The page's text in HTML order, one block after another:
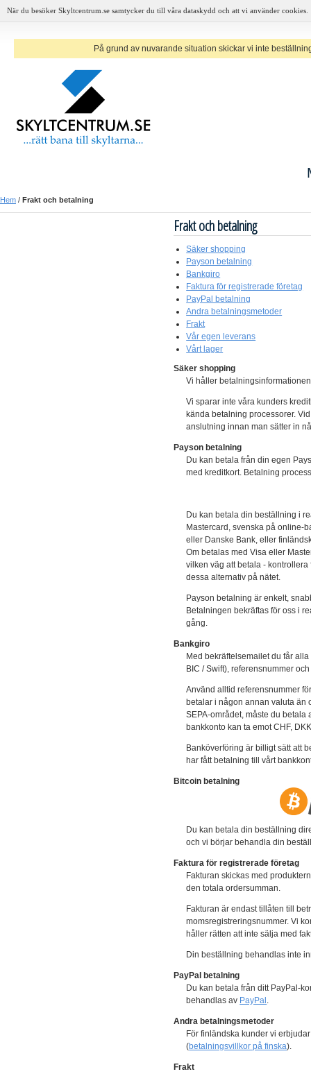
När du besöker Skyltcentrum.se samtycker du till våra dataskydd och att vi använder cookies.
På grund av nuvarande situation skickar vi inte
Hem / Frakt och betalning
Frakt och betalning
Säker shopping
Payson betalning
Bankgiro
Faktura för registrerade företag
PayPal betalning
Andra betalningsmetoder
Frakt
Vår egen leverans
Vårt lager
Säker shopping
Vi håller
Vi sparar inte våra kunders
kända betalning processorer.
anslutning innan man sätter in
Payson betalning
Du kan betala från din egen
med kreditkort. Betalning
Du kan betala din beställning i
Mastercard, svenska på online-
eller Danske Bank, eller
Om betalas med Visa eller
vilken väg att betala -
dessa alternativ på nätet.
Payson betalning är enkelt,
Betalningen bekräftas för oss i
gång.
Bankgiro
Med bekräftelsemailet du får
BIC / Swift), referensnummer
Använd alltid referensnummer
betalar i någon annan valuta än
SEPA-området, måste du
bankkonto kan ta emot CHF,
Banköverföring är billigt sätt att
har fått betalning till vårt
Bitcoin betalning
Du kan betala din beställning
och vi börjar behandla din
Faktura för registrerade företag
Fakturan skickas med
den totala ordersumman.
Fakturan är endast tillåten till
momsregistreringsnummer. Vi
håller rätten att inte sälja med
Din beställning behandlas inte
PayPal betalning
Du kan betala från ditt PayPal-
behandlas av PayPal .
Andra betalningsmetoder
För finländska kunder vi
(betalningsvillkor på finska).
Frakt